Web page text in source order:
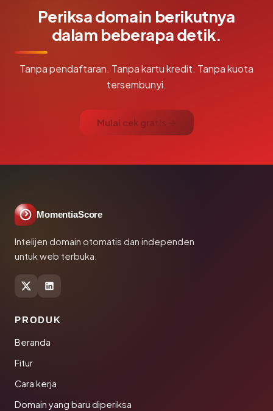
Periksa domain berikutnya
dalam beberapa detik.
Tanpa pendaftaran. Tanpa kartu kredit. Tanpa kuota
tersembunyi.
Mulai cek gratis →
MomentiaScore
Intelijen domain otomatis dan independen
untuk web terbuka.
PRODUK
Beranda
Fitur
Cara kerja
Domain yang baru diperiksa